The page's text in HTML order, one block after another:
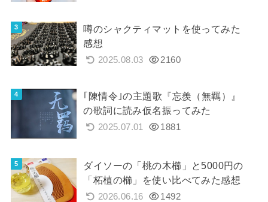
噂のシャクティマットを使ってみた
感想
2025.08.03 2160
｢陳情令｣の主題歌『忘羨（無羈）』
の歌詞に読み仮名振ってみた
2025.07.01 1881
ダイソーの「桃の木櫛」と5000円の
「柘植の櫛」を使い比べてみた感想
2026.06.16 1492